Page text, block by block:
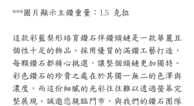
***圖片顯示主鑽重量：1.5 克拉
這款彩藍梨形培育鑽石伴鑽頸鏈是一款華麗且
個性十足的飾品。採用優質的滿鑽工藝打造，
每顆鑽石都精心挑選，讓整個頸鏈更加獨特。
彩色鑽石的珍貴之處在於其獨一無二的色澤與
濃度，而這份細膩的光彩往往難以透過螢幕完
整展現。誠邀您親臨門市，與我們的鑽石團隊